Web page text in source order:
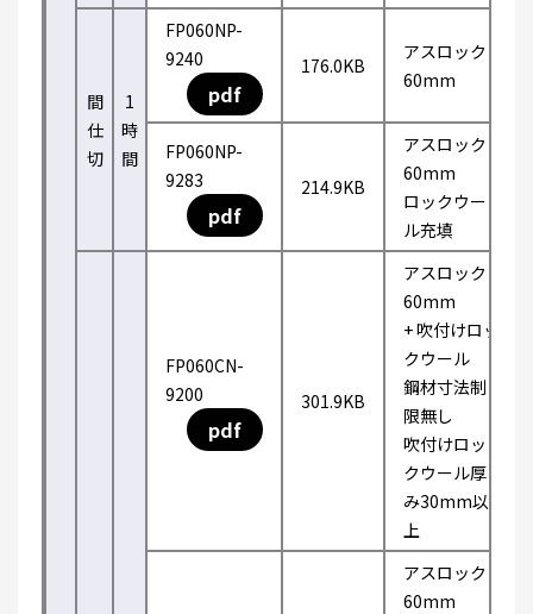
間
仕
切
1
時
間
FP060NP-
9240
pdf
176.0KB
アスロック
60mm
FP060NP-
9283
pdf
214.9KB
アスロック
60mm
ロックウー
ル充填
FP060CN-
9200
pdf
301.9KB
アスロック
60mm
+ 吹付けロッ
クウール
鋼材寸法制
限無し
吹付けロッ
クウール厚
み30mm以
上
アスロック
60mm